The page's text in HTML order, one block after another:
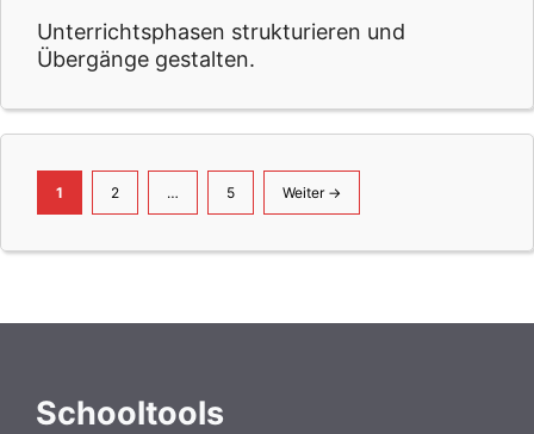
Unterrichtsphasen strukturieren und
Übergänge gestalten.
Seite
1 Seite
2 … Seite
5 Weiter →
Schooltools